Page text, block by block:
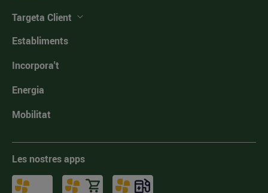
Targeta Client
Establiments
Incorpora't
Energia
Mobilitat
Les nostres apps